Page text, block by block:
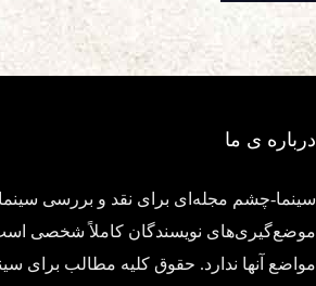
درباره ی ما
سینما-چشم مجله‌ای برای نقد و بررسی
موضع‌گیری‌های نویسندگان کاملاً شخصی
مواضع آنها ندارد. حقوق کلیه مطالب